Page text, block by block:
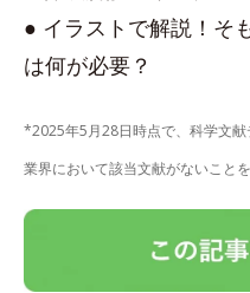
● イラストで解説！そ
は何が必要？
*2025年5月28日時点で、科学文
業界において該当文献がないこと